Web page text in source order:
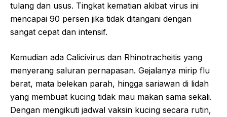
tulang dan usus. Tingkat kematian akibat virus ini
mencapai 90 persen jika tidak ditangani dengan
sangat cepat dan intensif.
Kemudian ada Calicivirus dan Rhinotracheitis yang
menyerang saluran pernapasan. Gejalanya mirip flu
berat, mata belekan parah, hingga sariawan di lidah
yang membuat kucing tidak mau makan sama sekali.
Dengan mengikuti jadwal vaksin kucing secara rutin,